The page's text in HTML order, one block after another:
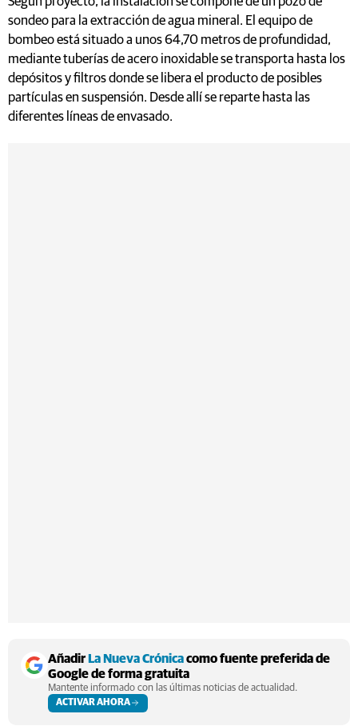
sondeo para la extracción de agua mineral. El equipo de
bombeo está situado a unos 64,70 metros de profundidad,
mediante tuberías de acero inoxidable se transporta hasta los
depósitos y filtros donde se libera el producto de posibles
partículas en suspensión. Desde allí se reparte hasta las
diferentes líneas de envasado.
AñadirLa Nueva Crónicacomo fuente preferida de
Google de forma gratuita
Mantente informado con las últimas noticias de actualidad.
ACTIVAR AHORA